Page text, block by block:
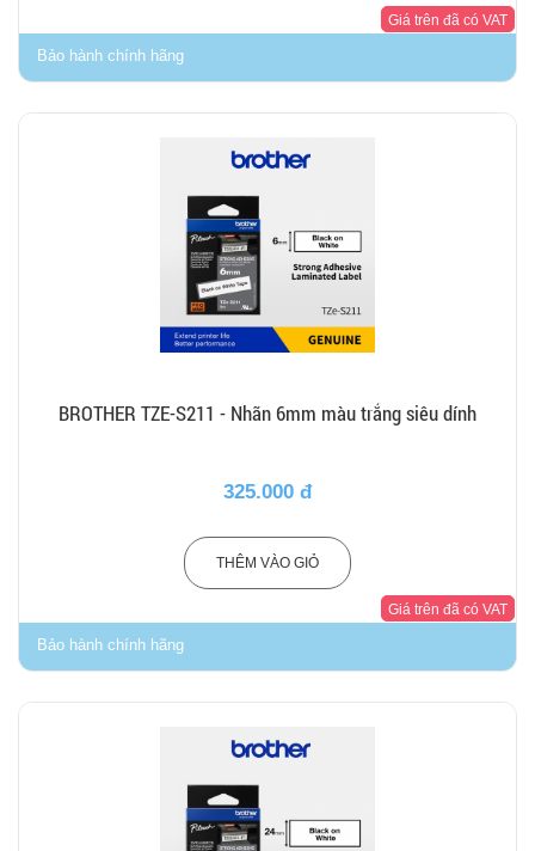
Bảo hành chính hãng
Giá trên đã có VAT
BROTHER TZE-S211 - Nhãn 6mm màu trắng siêu dính
325.000 đ
THÊM VÀO GIỎ
Bảo hành chính hãng
Giá trên đã có VAT